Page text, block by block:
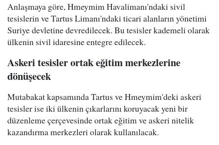
Anlaşmaya göre, Hmeymim Havalimanı'ndaki sivil
tesislerin ve Tartus Limanı'ndaki ticari alanların yönetimi
Suriye devletine devredilecek. Bu tesisler kademeli olarak
ülkenin sivil idaresine entegre edilecek.
Askeri tesisler ortak eğitim merkezlerine
dönüşecek
Mutabakat kapsamında Tartus ve Hmeymim'deki askeri
tesisler ise iki ülkenin çıkarlarını koruyacak yeni bir
düzenleme çerçevesinde ortak eğitim ve askeri nitelik
kazandırma merkezleri olarak kullanılacak.